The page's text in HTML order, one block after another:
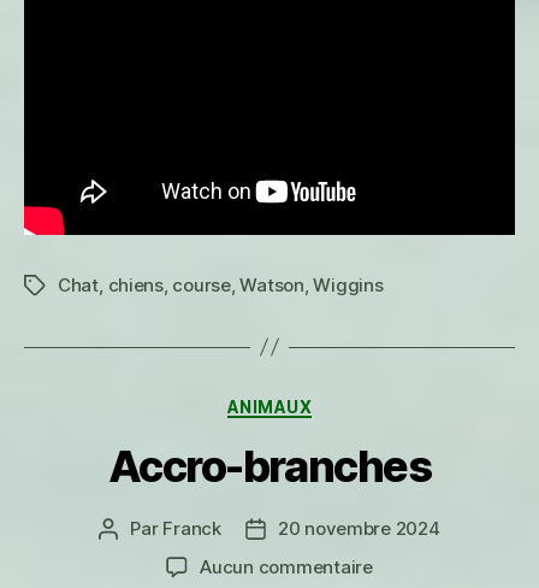
Étiquettes
Chat, chiens, course,Watson,Wiggins
Catégories
ANIMAUX
Accro-branches
Auteur
Par Franck
Date20 novembre 2024
Aucun commentairesur